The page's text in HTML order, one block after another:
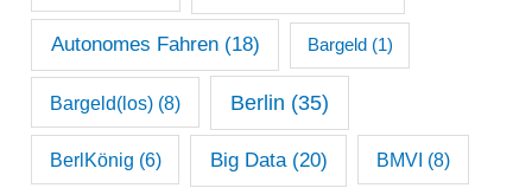
h
Autonomes Fahren(18) Bargeld(1)
Bargeld(los)(8) Berlin (35)
BerlKönig (6) Big Data(20) BMVI (8)